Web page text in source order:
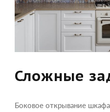
Сложные
Боковое открывание